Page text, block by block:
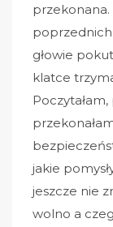
głowie
klatce
Poczytałam,
jakie
jeszcze nie
wolno a